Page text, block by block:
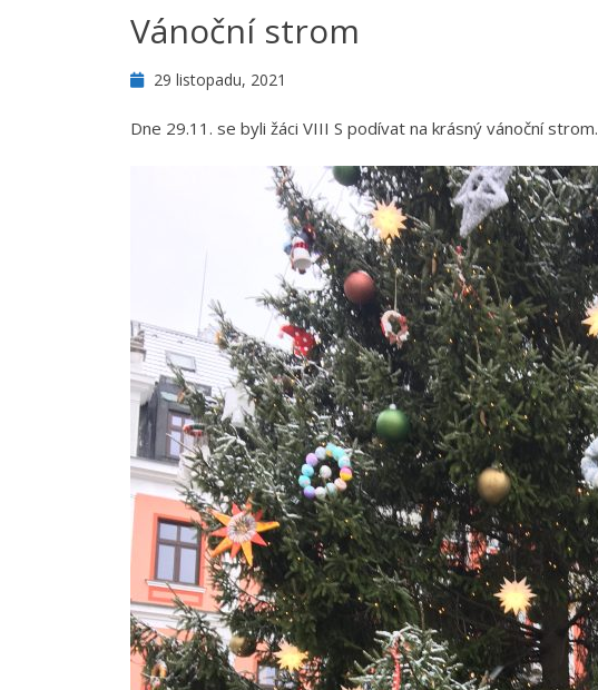
Vánoční strom
29 listopadu, 2021
Dne 29.11. se byli žáci VIII S podívat na krásný vánoční strom.